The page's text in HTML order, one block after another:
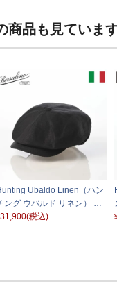
商品も見ていま
Ubaldo Linen（ハン
ング ウバルド リネン） B1
ブラック
31,900(税込)